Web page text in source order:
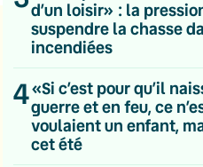
d’un loisir» : la
suspendre la chasse
incendiées
4«Si c’est pour qu’il
guerre et en feu, ce
voulaient un enfant,
cet été
💌 Inscrivez-vous à
Quotidienne
Du lundi au vendredi